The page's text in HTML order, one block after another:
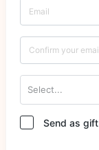
Select...
Send as